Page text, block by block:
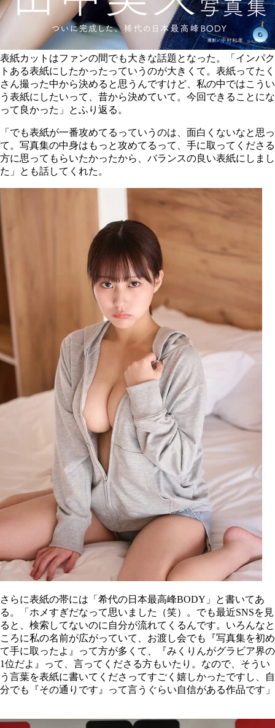
表紙カットはファンの間でも大きな話題となった。「インパク
トある表紙にしたかったっていうのが大きくて。表紙ってたく
さん撮った中から決めると思うんですけど、私の中ではこうい
う表紙にしたいって、昔から決めていて。今回できることにな
って良かった」とふり返る。
「でも表紙が一番攻めてるっていうのは、面白くないなと思っ
て。写真集の中身はもっと攻めてるって、手に取ってくださる
方に思ってもらいたかったから、バランスの良い表紙にしまし
た」とも話してくれた。
さらに表紙の帯には「希代の日本最高峰BODY」と書いてあ
る。「ホメすぎだなって思いました（笑）。でも最近SNSを見
ると、検索してないのに自分が流れてくるんです。いろんなと
ころに私の名前が広がっていて、お渡し会でも『写真集を初め
て手に取ったよ』って方が多くて、『みくりんがグラビア界の
1位だよ』って、言ってくださる方もいたり。なので、そうい
う言葉を表紙に書いてくださってすごく嬉しかったですし、自
分でも『その通りです』って言うぐらい自信がある作品です」